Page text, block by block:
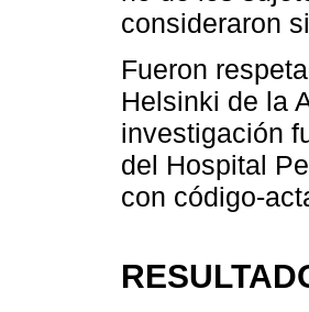
consideraron
Fueron
Helsinki de la
investigación
del Hospital
con código-